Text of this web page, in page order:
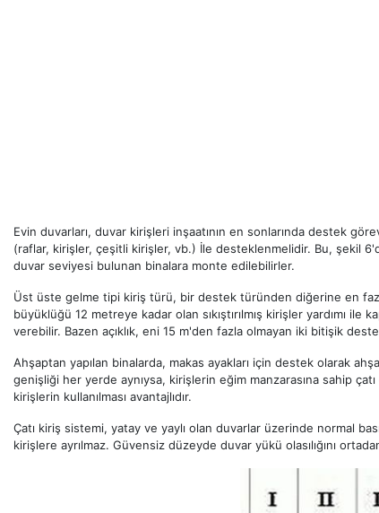
Evin duvarları, duvar kirişleri inşaatının en sonlarında destek
(raflar, kirişler, çeşitli kirişler, vb.) İle desteklenmelidir. Bu, şekil
duvar seviyesi bulunan binalara monte edilebilirler.
Üst üste gelme tipi kiriş türü, bir destek türünden diğerine en
büyüklüğü 12 metreye kadar olan sıkıştırılmış kirişler yardımı
verebilir. Bazen açıklık, eni 15 m'den fazla olmayan iki bitişik
Ahşaptan yapılan binalarda, makas ayakları için destek olarak
genişliği her yerde aynıysa, kirişlerin eğim manzarasına sahip çatı
kirişlerin kullanılması avantajlıdır.
Çatı kiriş sistemi, yatay ve yaylı olan duvarlar üzerinde normal
kirişlere ayrılmaz. Güvensiz düzeyde duvar yükü olasılığını